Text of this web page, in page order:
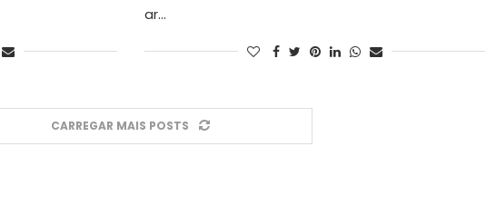
ar…
CARREGAR MAIS POSTS